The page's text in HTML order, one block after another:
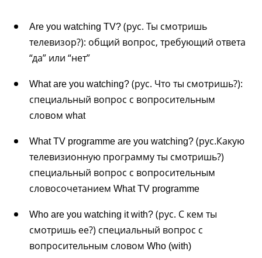
Are you watching TV? (рус. Ты смотришь
телевизор?): общий вопрос, требующий ответа
“да” или “нет”
What are you watching? (рус. Что ты смотришь?):
специальный вопрос с вопросительным
словом what
What TV programme are you watching? (рус.Какую
телевизионную программу ты смотришь?)
специальный вопрос с вопросительным
словосочетанием What TV programme
Who are you watching it with? (рус. С кем ты
смотришь ее?) специальный вопрос с
вопросительным словом Who (with)